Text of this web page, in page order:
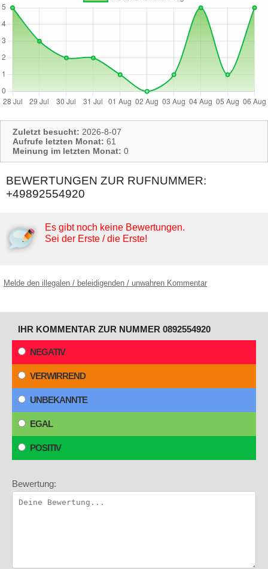
Zuletzt besucht: 2026-8-07
Aufrufe letzten Monat: 61
Meinung im letzten Monat: 0
BEWERTUNGEN ZUR RUFNUMMER:
+49892554920
Es gibt noch keine Bewertungen.
Sei der Erste / die Erste!
Melde den illegalen / beleidigenden / unwahren Kommentar
IHR KOMMENTAR ZUR NUMMER 0892554920
NEGATIV
VERWIRREND
UNBEKANNTE
EGAL
POSITIV
Bewertung: